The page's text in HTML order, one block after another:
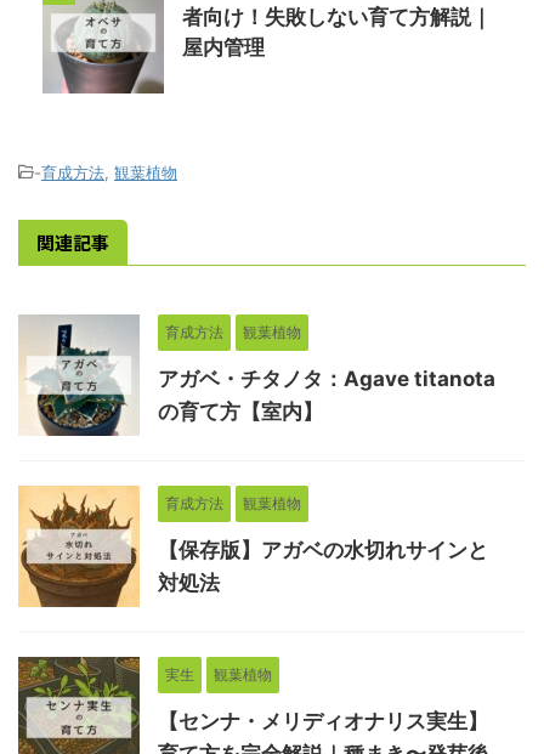
者向け！失敗しない育て方解説｜
屋内管理
-育成方法 観葉植物
関連記事
育成方法 観葉植物
アガベ・チタノタ：Agave titanota
の育て方【室内】
育成方法 観葉植物
【保存版】アガベの水切れサインと
対処法
実生 観葉植物
【センナ・メリディオナリス実生】